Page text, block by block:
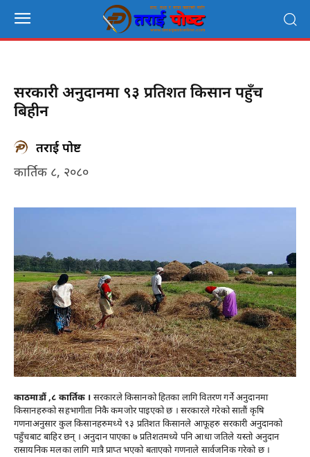
सरकारी अनुदानमा ९३ प्रतिशत किसान पहुँच
बिहीन
तराई पोष्ट
कार्तिक ८, २०८०
काठमाडौं ,८ कार्तिक । सरकारले किसानको हितका लागि वितरण गर्ने अनुदानमा
किसानहरुको सहभागीता निकै कमजोर पाइएको छ । सरकारले गरेको सातौं कृषि
गणनाअनुसार कुल किसानहरुमध्ये ९३ प्रतिशत किसानले आफूहरु सरकारी अनुदानको
पहुँचबाट बाहिर छन् । अनुदान पाएका ७ प्रतिशतमध्ये पनि आधा जतिले यस्तो अनुदान
रासायनिक मलका लागि मात्रै प्राप्त भएको बताएको गणनाले सार्वजनिक गरेको छ ।